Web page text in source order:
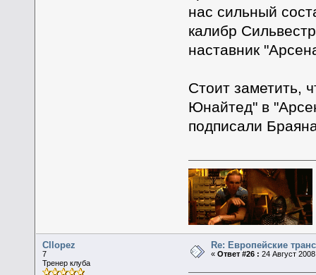
нас сильный
калибр
наставник
Стоит заметить,
Юнайтед" в
подписали
Cllopez
7
Тренер клуба
Re: Европейские
«Ответ #26 : 24 Август